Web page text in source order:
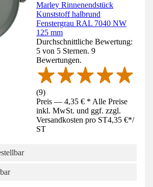
Marley Rinnenendstück
Kunststoff halbrund
Fenstergrau RAL 7040 NW
125 mm
Durchschnittliche Bewertung:
5 von 5 Sternen. 9
Bewertungen.
(9)
Preis — 4,35 € * Alle Preise
inkl. MwSt. und ggf. zzgl.
Versandkosten pro ST4,35 €*/
ST